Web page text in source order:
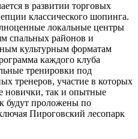
в развитии торговых
классического шопинга.
локальные центры
спальных районов и
культурным форматам
каждого клуба
тренировки под
тренеров, участие в которых
новички, так и опытные
будут проложены по
Пироговский лесопарк